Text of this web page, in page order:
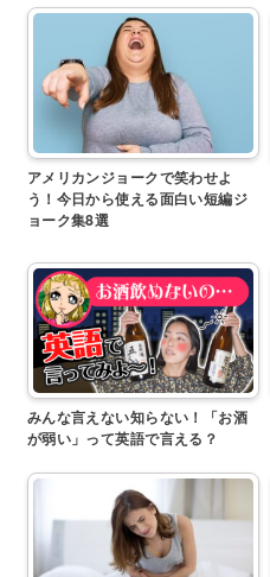
アメリカンジョークで笑わせよ
う！今日から使える面白い短編ジ
ョーク集8選
みんな言えない知らない！「お酒
が弱い」って英語で言える？